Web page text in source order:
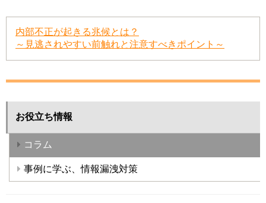
内部不正が起きる兆候とは？
～見逃されやすい前触れと注意すべきポイント～
お役立ち情報
コラム
事例に学ぶ、情報漏洩対策